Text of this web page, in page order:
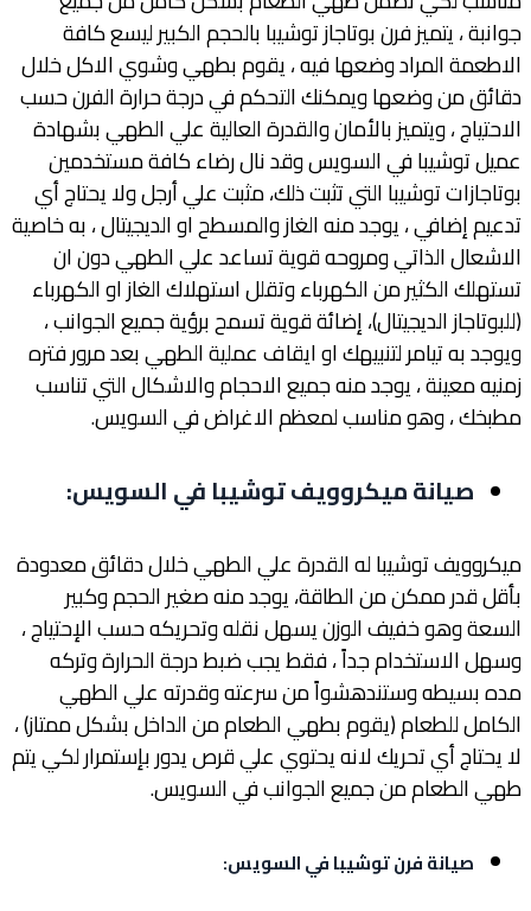
جوانبة ، يتميز فرن بوتاجاز توشيبا بالحجم الكبير ليسع كافة
الاطعمة المراد وضعها فيه ، يقوم بطهي وشوي الاكل خلال
دقائق من وضعها ويمكنك التحكم في درجة حرارة الفرن حسب
الاحتياج ، ويتميز بالأمان والقدرة العالية علي الطهي بشهادة
عميل توشيبا في السويس وقد نال رضاء كافة مستخدمين
بوتاجازات توشيبا التي تثبت ذلك، مثبت علي أرجل ولا يحتاج أي
تدعيم إضافي ، يوجد منه الغاز والمسطح او الديجيتال ، به خاصية
الاشعال الذاتي ومروحه قوية تساعد علي الطهي دون ان
تستهلك الكثير من الكهرباء وتقلل استهلاك الغاز او الكهرباء
(للبوتاجاز الديجيتال)، إضائة قوية تسمح برؤية جميع الجوانب ،
ويوجد به تيامر لتنبيهك او ايقاف عملية الطهي بعد مرور فتره
زمنيه معينة ، يوجد منه جميع الاحجام والاشكال التي تناسب
مطبخك ، وهو مناسب لمعظم الاغراض في السويس.
صيانة ميكروويف توشيبا في السويس:
ميكروويف توشيبا له القدرة علي الطهي خلال دقائق معدودة
بأقل قدر ممكن من الطاقة، يوجد منه صغير الحجم وكبير
السعة وهو خفيف الوزن يسهل نقله وتحريكه حسب الإحتياج ،
وسهل الاستخدام جداً ، فقط يجب ضبط درجة الحرارة وتركه
مده بسيطه وستندهشواً من سرعته وقدرته علي الطهي
الكامل للطعام (يقوم بطهي الطعام من الداخل بشكل ممتاز) ،
لا يحتاج أي تحريك لانه يحتوي علي قرص يدور بإستمرار لكي يتم
طهي الطعام من جميع الجوانب في السويس.
صيانة فرن توشيبا في السويس: